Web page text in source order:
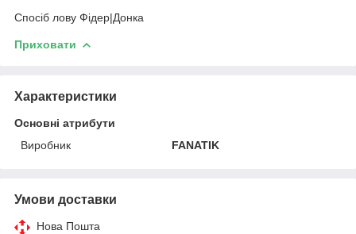
Спосіб лову Фідер|Донка
Приховати
Характеристики
Основні атрибути
Виробник
FANATIK
Умови доставки
Нова Пошта